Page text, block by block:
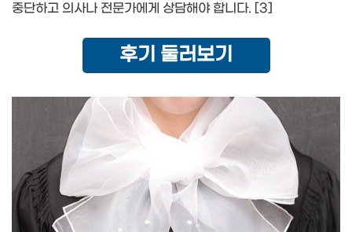
중단하고 의사나 전문가에게 상담해야 합니다. [3]
후기 둘러보기